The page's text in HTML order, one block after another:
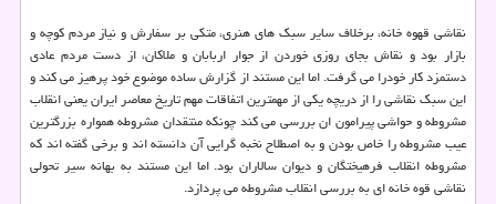
نقاشی قهوه خانه، برخلاف سایر سبك های هنری، متكی بر سفارش و نیاز مردم كوچه و
بازار بود و نقاش بجای روزی خوردن از جوار اربابان و ملاكان، از دست مردم عادی
دستمزد كار خودرا می گرفت. اما این مستند از گزارش ساده موضوع خود پرهیز می كند و
این سبك نقاشی را از دریچه یكی از مهمترین اتفاقات مهم تاریخ معاصر ایران یعنی انقلاب
مشروطه و حواشی پیرامون ان بررسی می كند چونكه منتقدان مشروطه همواره بزرگترین
عیب مشروطه را خاص بودن و به اصطلاح نخبه گرایی آن دانسته اند و برخی گفته اند كه
مشروطه انقلاب فرهیختگان و دیوان سالاران بود. اما این مستند به بهانه سیر تحولی
نقاشی قوه خانه ای به بررسی انقلاب مشروطه می پردازد.